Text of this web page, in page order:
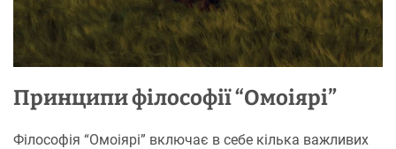
Принципи філософії “Омоіярі”
Філософія “Омоіярі” включає в себе кілька важливих